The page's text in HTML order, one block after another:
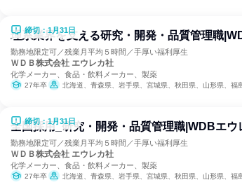
締切：1月31日
理系業界を支える研究・開発・品質管理職
勤務地限定可／残業月平均５時間／手厚い福利厚生
ＷＤＢ株式会社 エウレカ社
化学メーカー、食品・飲料メーカー、製薬
27年卒 北海道、青森県、岩手県、宮城県、秋田県、山形県、福島県、茨城県、栃木県、群馬県、埼玉県、千葉県、東京都、神奈川県、新潟県、富山県、石川県、福井県、山梨県、長野県、岐阜県、静岡県、愛知県、三重県、滋賀県、京都府、大阪府、兵庫県、奈良県、和歌山県、鳥取県、島根県、岡山県、広島県、山口県、徳島県、香川県、愛媛県、高知県、福岡県、佐賀県、長崎県、熊本県、大分県、宮崎県、鹿児島県
締切：1月31日
全国採用_研究・開発・品質管理職|WDBエウ
勤務地限定可／残業月平均５時間／手厚い福利厚生
ＷＤＢ株式会社 エウレカ社
化学メーカー、食品・飲料メーカー、製薬
27年卒 北海道、青森県、岩手県、宮城県、秋田県、山形県、福島県、茨城県、栃木県、群馬県、埼玉県、千葉県、東京都、神奈川県、新潟県、富山県、石川県、福井県、山梨県、長野県、岐阜県、静岡県、愛知県、三重県、滋賀県、京都府、大阪府、兵庫県、奈良県、和歌山県、鳥取県、島根県、岡山県、広島県、山口県、徳島県、香川県、愛媛県、高知県、福岡県、佐賀県、長崎県、熊本県、大分県、宮崎県、鹿児島県